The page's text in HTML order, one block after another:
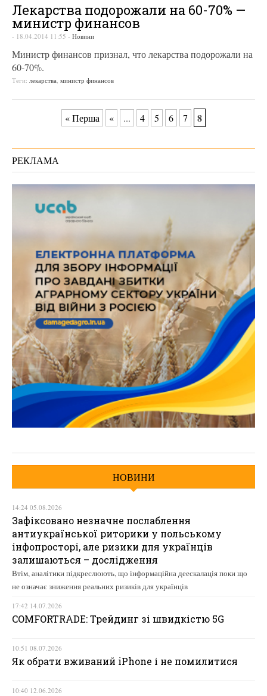
Лекарства подорожали на 60-70% —
министр финансов
- 18.04.2014 11:55 - Новини
Министр финансов признал, что лекарства подорожали на
60-70%.
Теги: лекарства министр финансов
« Перша « ... 4 5 6 7 8
РЕКЛАМА
НОВИНИ
14:24 05.08.2026
Зафіксовано незначне послаблення
антиукраїнської риторики у польському
інфопросторі, але ризики для українців
залишаються – дослідження
Втім, аналітики підкреслюють, що інформаційна деескалація поки що
не означає зниження реальних ризиків для українців
17:42 14.07.2026
COMFORTRADE: Трейдинг зі швидкістю 5G
10:51 08.07.2026
Як обрати вживаний iPhone і не помилитися
10:40 12.06.2026